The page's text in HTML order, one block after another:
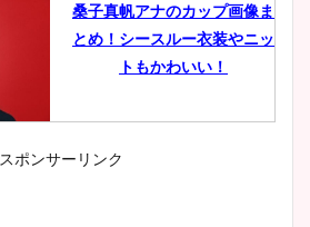
桑子真帆アナのカップ画像ま
とめ！シースルー衣装やニッ
トもかわいい！
小室瑛莉子のカップ画像まと
スポンサーリンク